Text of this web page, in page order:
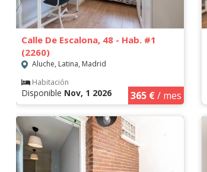
Calle De Escalona, 48 - Hab. #1
(2260)
Aluche, Latina, Madrid
Habitación
Disponible Nov, 1 2026 365 €/ mes